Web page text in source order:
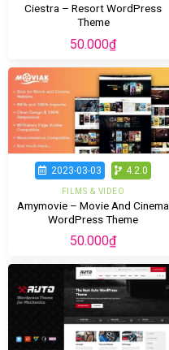
Ciestra – Resort WordPress
Theme
50.000₫
2023-03-03 4.2.0
FILMS & VIDEO
Amymovie – Movie And Cinema
WordPress Theme
50.000₫